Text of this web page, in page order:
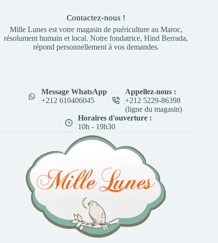
Contactez-nous !
Mille Lunes est votre magasin de puériculture au Maroc,
résolument humain et local. Notre fondatrice, Hind Berrada,
répond personnellement à vos demandes.
Message WhatsApp
+212 610406045
Appellez-nous :
+212 5229-86398
(ligne du magasin)
Horaires d'ouverture :
10h - 19h30